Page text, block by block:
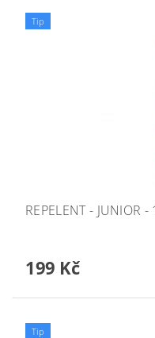
Tip
REPELENT - JUNIOR
199 Kč
Tip